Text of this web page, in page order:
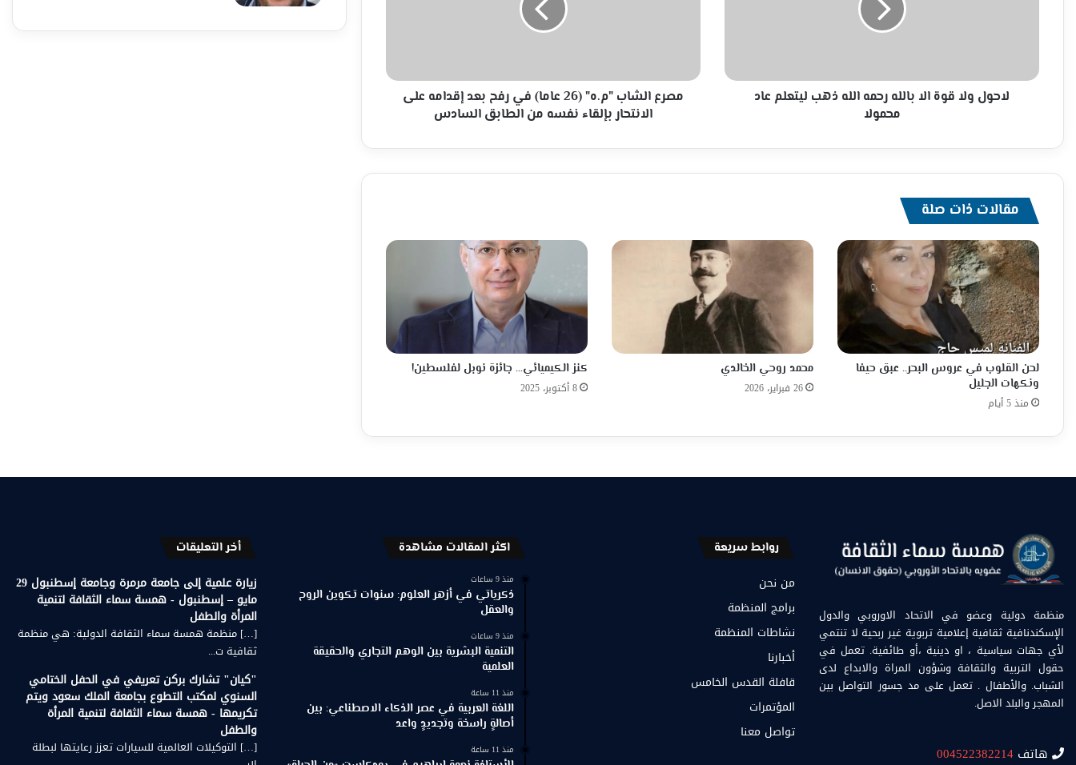
ليتعلم
لاحول ولا قوة الا بالله رحمه الله ذهب ليتعلم عاد
محمولا
إقدامه
على
نفسه
الطابق
مصرع الشاب "م.ه" (26 عاما) في رفح بعد إقدامه على
الانتحار بإلقاء نفسه من الطابق السادس
مقالات ذات صلة
لحن القلوب في عروس البحر.. عبق حيفا
ونكهات الجليل
منذ 5 أيام
محمد روحي الخالدي
26 فبراير، 2026
كنز الكيميائي… جائزة نوبل لفلسطين!
8 أكتوبر، 2025
منظمة دولية وعضو في الاتحاد الاوروبي والدول
الإسكندنافية ثقافية إعلامية تربوية غير ربحية لا تنتمي
لأي جهات سياسية ، او دينية ،أو طائفية. تعمل في
حقول التربية والثقافة وشؤون المراة والابداع لدى
الشباب. والأطفال . تعمل على مد جسور التواصل بين
المهجر والبلد الاصل.
هاتف 004522382214
روابط سريعة
من نحن
برامج المنظمة
نشاطات المنظمة
أخبارنا
قافلة القدس الخامس
المؤتمرات
تواصل معنا
اكثر المقالات مشاهدة
منذ 9 ساعات
ذكرياتي في أزهر العلوم: سنوات تكوين الروح
والعقل
منذ 9 ساعات
التنمية البشرية بين الوهم التجاري والحقيقة
العلمية
منذ 11 ساعة
اللغة العربية في عصر الذكاء الاصطناعي: بين
أصالةٍ راسخة وتجديدٍ واعد
منذ 11 ساعة
أخر التعليقات
زيارة علمية إلى جامعة مرمرة وجامعة إسطنبول 29
مايو – إسطنبول - همسة سماء الثقافة لتنمية
المرأة والطفل
[…] منظمة همسة سماء الثقافة الدولية: هي منظمة
ثقافية ت...
"كيان" تشارك بركن تعريفي في الحفل الختامي
السنوي لمكتب التطوع بجامعة الملك سعود ويتم
تكريمها - همسة سماء الثقافة لتنمية المرأة
والطفل
[…] التوكيلات العالمية للسيارات تعزز رعايتها لبطلة